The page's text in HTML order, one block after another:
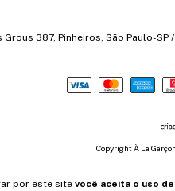
por este site você aceita o uso
387, Pinheiros, São Paulo-
Copyright À La